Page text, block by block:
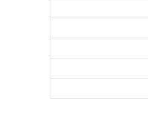
131